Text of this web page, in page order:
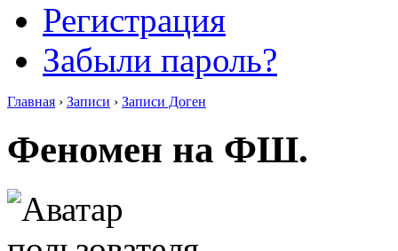
Регистрация
Забыли пароль?
Главная › Записи › Записи Доген
Феномен на ФШ.